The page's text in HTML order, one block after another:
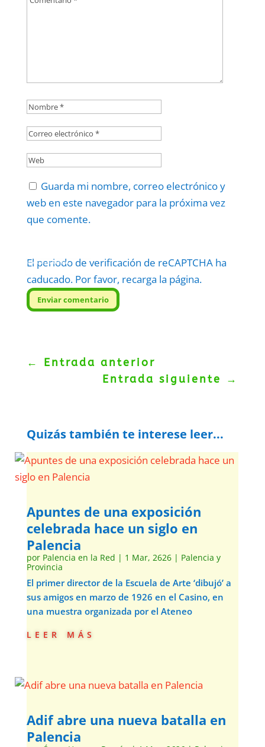
Guarda mi nombre, correo electrónico y
web en este navegador para la próxima vez
que comente.
El periodo de verificación de reCAPTCHA ha
caducado. Por favor, recarga la página.
Enviar comentario
Protegidos porreCAPTCHA
Politica–
← Entrada anterior
Entrada siguiente
→
Quizás también te interese leer...
Apuntes de una exposición
celebrada hace un siglo en
Palencia
por Palencia en la Red | 1 Mar, 2626| Palencia y
Provincia
El primer director de la Escuela de Arte ‘dibujó’ a
sus amigos en marzo de 1926 en el Casino, en
una muestra organizada por el Ateneo
leer más
Adif abre una nueva batalla en
Palencia